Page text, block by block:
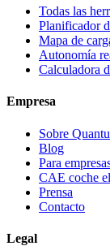
Todas las
Planificador
Mapa de
Autonomía
Calculadora
Empresa
Sobre
Blog
Para
CAE coche
Prensa
Contacto
Legal